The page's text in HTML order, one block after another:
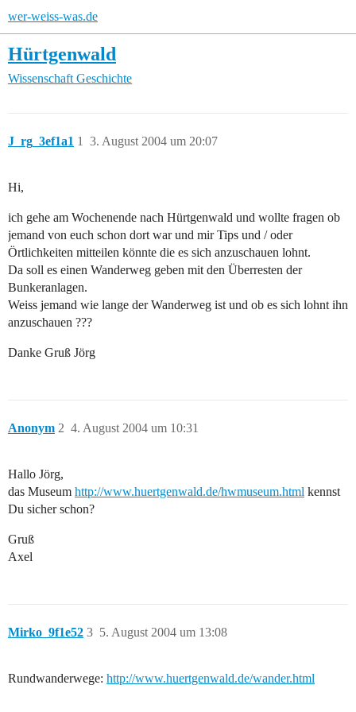
wer-weiss-was.de
Hürtgenwald
Wissenschaft Geschichte
J_rg_3ef1a1 3. August 2004 um 20:07
1
Hi,
ich gehe am Wochenende nach Hürtgenwald und wollte fragen ob
jemand von euch schon dort war und mir Tips und / oder
Örtlichkeiten mitteilen könnte die es sich anzuschauen lohnt.
Da soll es einen Wanderweg geben mit den Überresten der
Bunkeranlagen.
Weiss jemand wie lange der Wanderweg ist und ob es sich lohnt ihn
anzuschauen ???
Danke Gruß Jörg
Anonym 4. August 2004 um 10:31
2
Hallo Jörg,
das Museum http://www.huertgenwald.de/hwmuseum.html kennst
Du sicher schon?
Gruß
Axel
Mirko_9f1e52 5. August 2004 um 13:08
3
Rundwanderwege: http://www.huertgenwald.de/wander.html